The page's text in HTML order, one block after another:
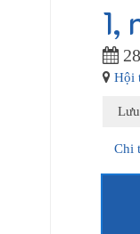
1,
Hội
Chi